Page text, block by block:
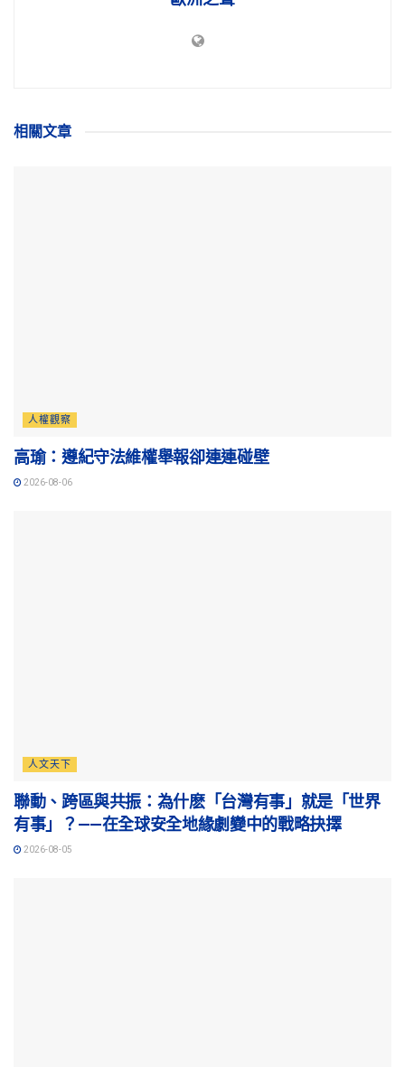
相關文章
人權觀察
高瑜：遵紀守法維權舉報卻連連碰壁
2026-08-06
人文天下
聯動、跨區與共振：為什麽「台灣有事」就是「世界
有事」？——在全球安全地緣劇變中的戰略抉擇
2026-08-05